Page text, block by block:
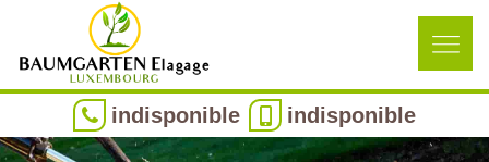
indisponible indisponible